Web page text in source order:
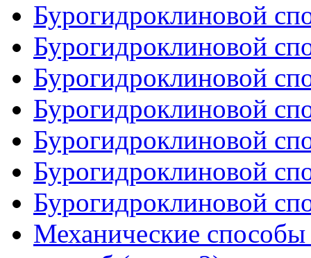
Бурогидроклиновой
Бурогидроклиновой
Бурогидроклиновой
Бурогидроклиновой
Бурогидроклиновой
Бурогидроклиновой
Бурогидроклиновой
Механические